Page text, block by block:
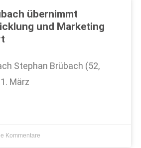
übernimmt
und Marketing
Stephan Brübach (52,
März
Kommentare